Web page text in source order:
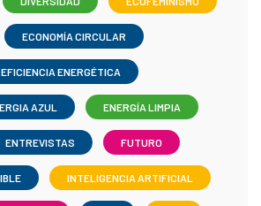
ECONOMÍA CIRCULAR
EFICIENCIA ENERGÉTICA
AZUL ENERGÍA LIMPIA
ENTREVISTAS FUTURO
INTELIGENCIA ARTIFICIAL